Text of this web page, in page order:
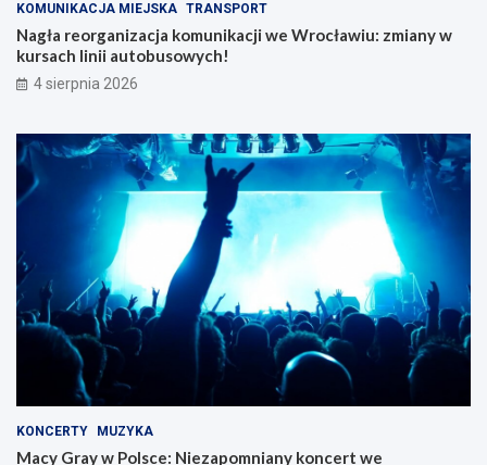
KOMUNIKACJA MIEJSKA TRANSPORT
Nagła reorganizacja komunikacji we Wrocławiu: zmiany w
kursach linii autobusowych!
4 sierpnia 2026
KONCERTY MUZYKA
Macy Gray w Polsce: Niezapomniany koncert we